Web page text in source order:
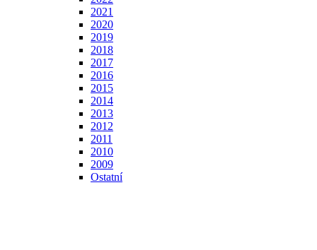
2021
2020
2019
2018
2017
2016
2015
2014
2013
2012
2011
2010
2009
Ostatní